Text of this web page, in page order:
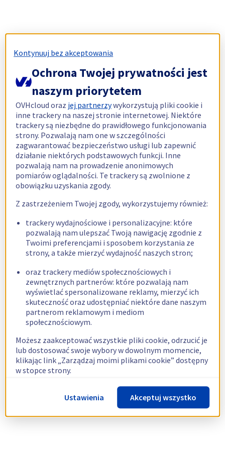
Kontynuuj bez akceptowania
Ochrona Twojej prywatności jest
naszym priorytetem
OVHcloud oraz jej partnerzywykorzystują pliki cookie i
inne trackery na naszej stronie internetowej. Niektóre
trackery są niezbędne do prawidłowego funkcjonowania
strony. Pozwalają nam one w szczególności
zagwarantować bezpieczeństwo usługi lub zapewnić
działanie niektórych podstawowych funkcji. Inne
pozwalają nam na prowadzenie anonimowych
pomiarów oglądalności. Te trackery są zwolnione z
obowiązku uzyskania zgody.
Z zastrzeżeniem Twojej zgody, wykorzystujemy również:
trackery wydajnościowe i personalizacyjne: które
pozwalają nam ulepszać Twoją nawigację zgodnie z
Twoimi preferencjami i sposobem korzystania ze
strony, a także mierzyć wydajność naszych stron;
oraz trackery mediów społecznościowych i
zewnętrznych partnerów: które pozwalają nam
wyświetlać spersonalizowane reklamy, mierzyć ich
skuteczność oraz udostępniać niektóre dane naszym
partnerom reklamowym i mediom
społecznościowym.
Możesz zaakceptować wszystkie pliki cookie, odrzucić je
lub dostosować swoje wybory w dowolnym momencie,
klikając link „Zarządzaj moimi plikami cookie” dostępny
w stopce strony.
Więcej informacji znajdziesz w naszejpolityce
dotyczącej wykorzystywania plików cookie.
Ustawienia Akceptuj wszystko